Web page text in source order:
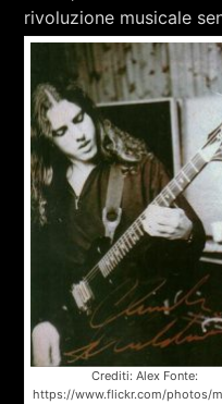
rivoluzione musicale
Crediti: Alex Fonte:
https://www.flickr.com/photos/